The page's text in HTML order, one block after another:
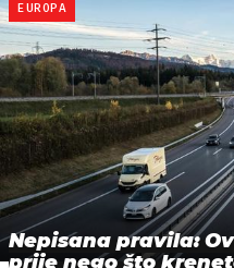
EUROPA
Nepisana pravila:
prije nego što